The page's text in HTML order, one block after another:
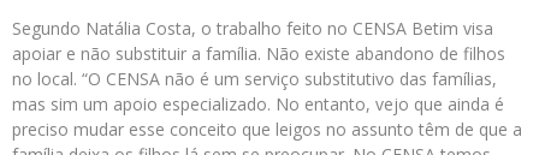
Segundo Natália Costa, o trabalho feito no CENSA Betim visa
apoiar e não substituir a família. Não existe abandono de filhos
no local. “O CENSA não é um serviço substitutivo das famílias,
mas sim um apoio especializado. No entanto, vejo que ainda é
preciso mudar esse conceito que leigos no assunto têm de que a